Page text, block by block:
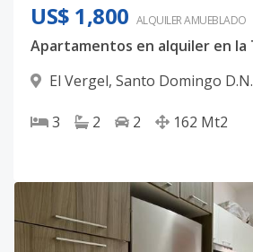
US$ 1,800 ALQUILERAMUEBLADO
El Vergel, Santo Domingo D.N.
3 2 2 162 Mt2